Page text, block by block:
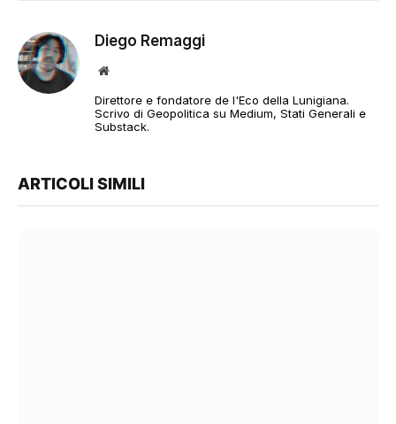
Diego Remaggi
Sito
Direttore e fondatore de l'Eco della Lunigiana.
Scrivo di Geopolitica su Medium, Stati Generali e
Substack.
ARTICOLI SIMILI